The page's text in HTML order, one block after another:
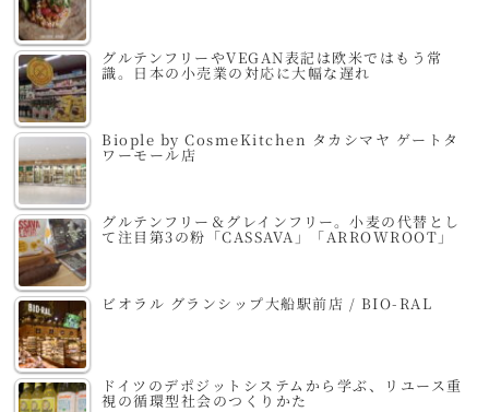
グルテンフリーやVEGAN表記は欧米ではもう常
識。日本の小売業の対応に大幅な遅れ
Biople by CosmeKitchen タカシマヤ ゲートタ
ワーモール店
グルテンフリー＆グレインフリー。小麦の代替とし
て注目第3の粉「CASSAVA」「ARROWROOT」
ビオラル グランシップ大船駅前店 / BIO-RAL
ドイツのデポジットシステムから学ぶ、リユース重
視の循環型社会のつくりかた